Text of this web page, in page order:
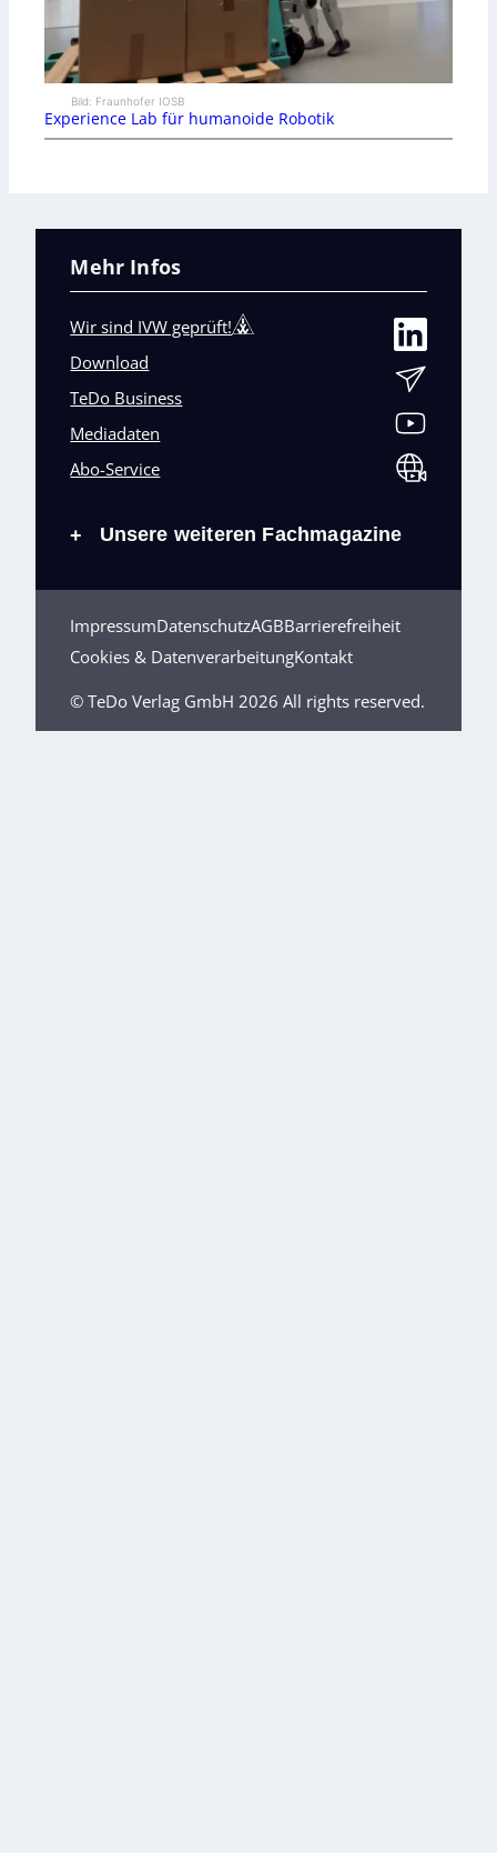
Bild: Fraunhofer IOSB
Experience Lab für humanoide Robotik
Mehr Infos
Wir sind IVW geprüft!
Download
TeDo Business
Mediadaten
Abo-Service
+ Unsere weiteren Fachmagazine
ImpressumDatenschutzAGBBarrierefreiheit
Cookies & DatenverarbeitungKontakt
© TeDo Verlag GmbH 2026 All rights reserved.